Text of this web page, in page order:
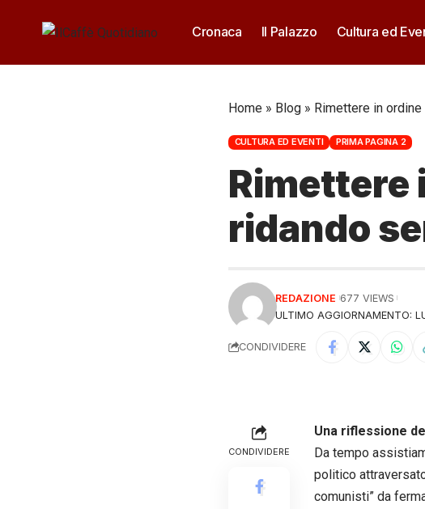
Cronaca Il Palazzo Cultura ed
Home » Blog » Rimettere in
CULTURA ED EVENTI PRIMA PAGINA 2
Rimettere
ridando
ULTIMO AGGIORNAMENTO:
REDAZIONE 677 VIEWS
CONDIVIDERE
CONDIVIDERE
Una riflessione
Da tempo
politico
comunisti” da